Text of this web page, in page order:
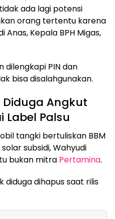
ada lagi potensi
orang tertentu karena
Anas, Kepala BPH Migas,
dilengkapi PIN dan
bisa disalahgunakan.
Angkut
Label Palsu
tangki bertuliskan BBM
subsidi, Wahyudi
bukan mitra Pertamina.
diduga dihapus saat rilis